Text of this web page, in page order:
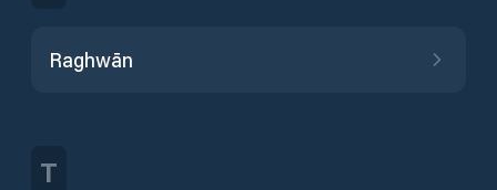
Raghwān
T